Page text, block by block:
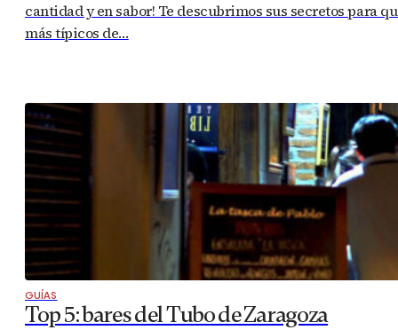
cantidad y en sabor! Te descubrimos sus secretos para
más típicos de…
GUÍAS
Top 5: bares del Tubo de Zaragoza